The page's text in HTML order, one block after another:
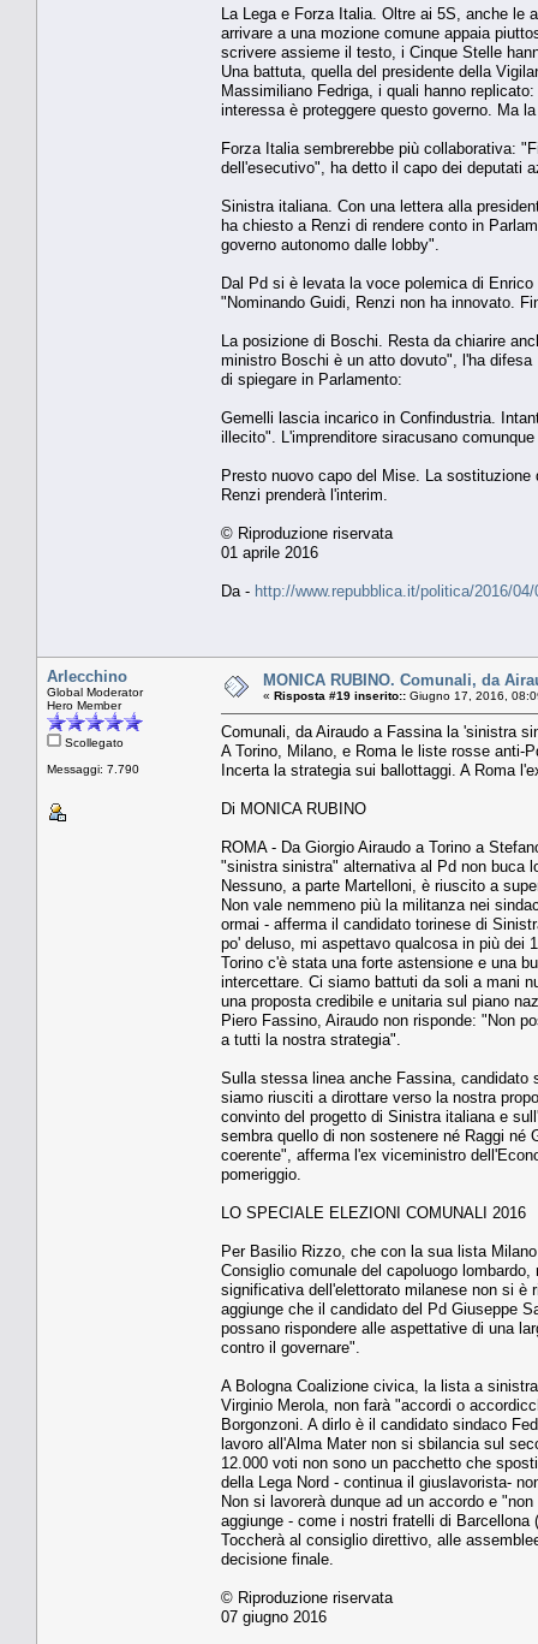
La Lega e Forza Italia. Oltre ai 5S, anche le
arrivare a una mozione comune appaia
scrivere assieme il testo, i Cinque Stelle
Una battuta, quella del presidente della
Massimiliano Fedriga, i quali hanno
interessa è proteggere questo governo. Ma
Forza Italia sembrerebbe più collaborativa:
dell'esecutivo", ha detto il capo dei deputati
Sinistra italiana. Con una lettera alla
ha chiesto a Renzi di rendere conto in
governo autonomo dalle lobby".
Dal Pd si è levata la voce polemica di
"Nominando Guidi, Renzi non ha innovato.
La posizione di Boschi. Resta da chiarire
ministro Boschi è un atto dovuto", l'ha
di spiegare in Parlamento:
Gemelli lascia incarico in Confindustria.
illecito". L'imprenditore siracusano
Presto nuovo capo del Mise. La
Renzi prenderà l'interim.
© Riproduzione riservata
01 aprile 2016
Da - http://www.repubblica.it/politica/2016/
Arlecchino
Global Moderator
Hero Member
Scollegato
Messaggi: 7.790
MONICA RUBINO. Comunali, da
« Risposta #19 inserito:: Giugno 17, 2016,
Comunali, da Airaudo a Fassina la 'sinistra
A Torino, Milano, e Roma le liste rosse anti-
Incerta la strategia sui ballottaggi. A Roma
Di MONICA RUBINO
ROMA - Da Giorgio Airaudo a Torino a
"sinistra sinistra" alternativa al Pd non buca
Nessuno, a parte Martelloni, è riuscito a
Non vale nemmeno più la militanza nei
ormai - afferma il candidato torinese di
po' deluso, mi aspettavo qualcosa in più dei
Torino c'è stata una forte astensione e una
intercettare. Ci siamo battuti da soli a mani
una proposta credibile e unitaria sul piano
Piero Fassino, Airaudo non risponde: "Non
a tutti la nostra strategia".
Sulla stessa linea anche Fassina,
siamo riusciti a dirottare verso la nostra
convinto del progetto di Sinistra italiana e
sembra quello di non sostenere né Raggi
coerente", afferma l'ex viceministro
pomeriggio.
LO SPECIALE ELEZIONI COMUNALI 2016
Per Basilio Rizzo, che con la sua lista
Consiglio comunale del capoluogo
significativa dell'elettorato milanese non si è
aggiunge che il candidato del Pd Giuseppe
possano rispondere alle aspettative di una
contro il governare".
A Bologna Coalizione civica, la lista a
Virginio Merola, non farà "accordi o
Borgonzoni. A dirlo è il candidato sindaco
lavoro all'Alma Mater non si sbilancia sul
12.000 voti non sono un pacchetto che
della Lega Nord - continua il giuslavorista-
Non si lavorerà dunque ad un accordo e
aggiunge - come i nostri fratelli di
Toccherà al consiglio direttivo, alle
decisione finale.
© Riproduzione riservata
07 giugno 2016